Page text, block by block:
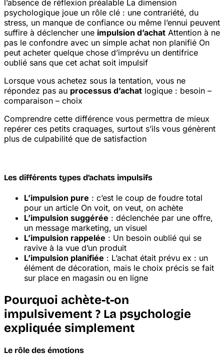
l’absence de réflexion préalable La dimension
psychologique joue un rôle clé : une contrariété, du
stress, un manque de confiance ou même l’ennui peuvent
suffire à déclencher une impulsion d’achat Attention à ne
pas le confondre avec un simple achat non planifié On
peut acheter quelque chose d’imprévu un dentifrice
oublié sans que cet achat soit impulsif
Lorsque vous achetez sous la tentation, vous ne
répondez pas au processus d’achat logique : besoin –
comparaison – choix
Comprendre cette différence vous permettra de mieux
repérer ces petits craquages, surtout s’ils vous génèrent
plus de culpabilité que de satisfaction
Les différents types d’achats impulsifs
L’impulsion pure : c’est le coup de foudre total
pour un article On voit, on veut, on achète
L’impulsion suggérée : déclenchée par une offre,
un message marketing, un visuel
L’impulsion rappelée : Un besoin oublié qui se
ravive à la vue d’un produit
L’impulsion planifiée : L’achat était prévu ex : un
élément de décoration, mais le choix précis se fait
sur place en magasin ou en ligne
Pourquoi achète-t-on
impulsivement ? La psychologie
expliquée simplement
Le rôle des émotions